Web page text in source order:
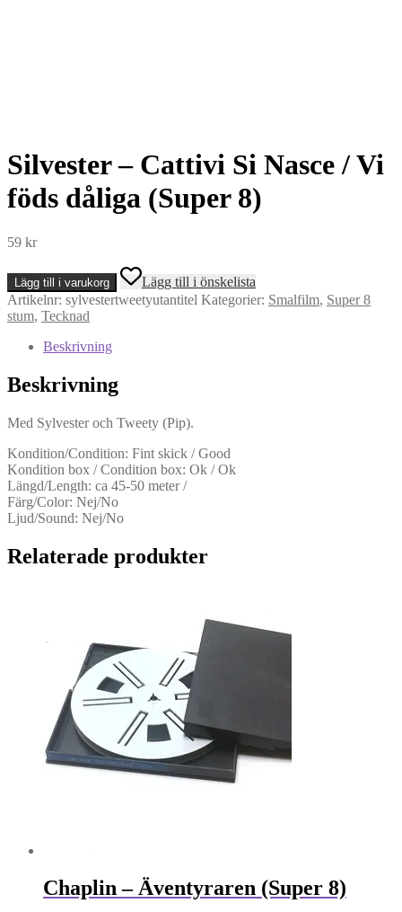
Silvester – Cattivi Si Nasce / Vi
föds dåliga (Super 8)
59 kr
Silvester
-
Cattivi
Si
föds
(Super
mängd
Lägg till i varukorg
Lägg till i önskelista
Artikelnr: sylvestertweetyutantitel Kategorier: Smalfilm, Super 8
stum, Tecknad
Beskrivning
Beskrivning
Med Sylvester och Tweety (Pip).
Kondition/Condition: Fint skick / Good
Kondition box / Condition box: Ok / Ok
Längd/Length: ca 45-50 meter /
Färg/Color: Nej/No
Ljud/Sound: Nej/No
Relaterade produkter
Chaplin – Äventyraren (Super 8)